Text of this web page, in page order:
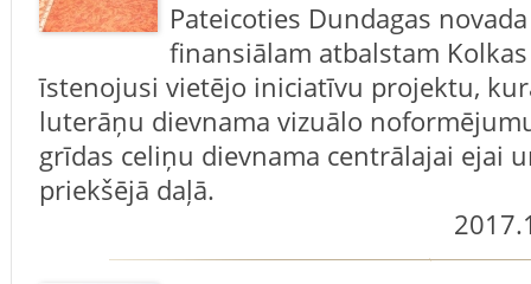
Pateicoties Dundagas
finansiālam atbalstam
īstenojusi vietējo iniciatīvu projektu,
luterāņu dievnama vizuālo
grīdas celiņu dievnama centrālajai ejai
priekšējā daļā.